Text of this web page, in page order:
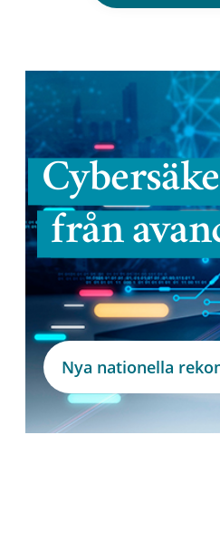
från
Nya nationella